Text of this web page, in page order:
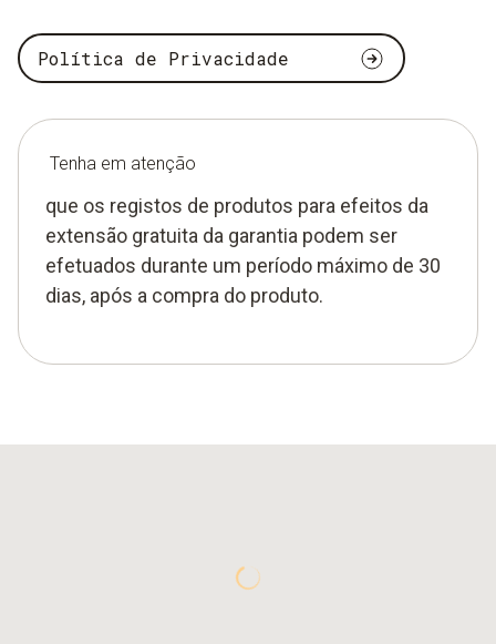
Política de Privacidade
Tenha em atenção
que os registos de produtos para efeitos da
extensão gratuita da garantia podem ser
efetuados durante um período máximo de 30
dias, após a compra do produto.